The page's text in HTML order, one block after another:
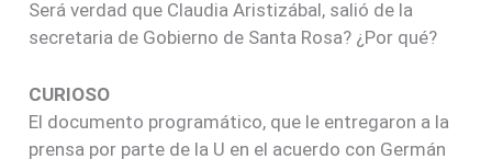
Será verdad que Claudia Aristizábal, salió de la
secretaria de Gobierno de Santa Rosa? ¿Por qué?
CURIOSO
El documento programático, que le entregaron a la
prensa por parte de la U en el acuerdo con Germán